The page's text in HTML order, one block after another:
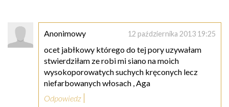
Anonimowy 12 października 2013 19:25
ocet jabłkowy którego do tej pory uzywałam
stwierdziłam ze robi mi siano na moich
wysokoporowatych suchych kręconych lecz
niefarbowanych włosach , Aga
Odpowiedz